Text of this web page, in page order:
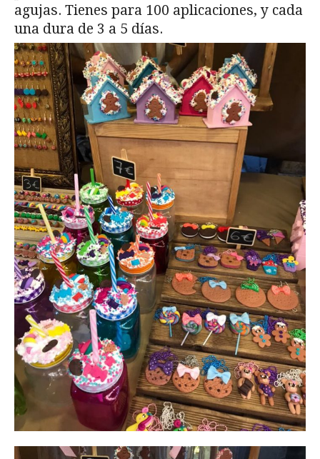
agujas. Tienes para 100 aplicaciones, y cada
una dura de 3 a 5 días.